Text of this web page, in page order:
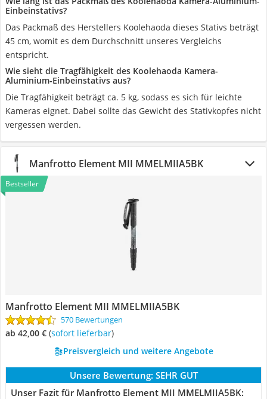
Einbeinstativs?
Das Packmaß des Herstellers Koolehaoda dieses Stativs beträgt
45 cm, womit es dem Durchschnitt unseres Vergleichs
entspricht.
Wie sieht die Tragfähigkeit des Koolehaoda Kamera-
Aluminium-Einbeinstativs aus?
Die Tragfähigkeit beträgt ca. 5 kg, sodass es sich für leichte
Kameras eignet. Dabei sollte das Gewicht des Stativkopfes nicht
vergessen werden.
Manfrotto Element MII MMELMIIA5BK
Bestseller
Manfrotto Element MII MMELMIIA5BK
570 Bewertungen
ab 42,00 € ( Sofort lieferbar)
Preisvergleich und weitere Angebote
Unsere Bewertung: SEHR GUT
Unser Fazit für Manfrotto Element MII MMELMIIA5BK: